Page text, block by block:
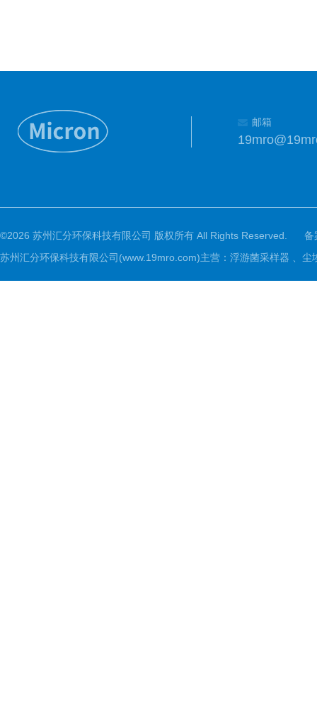
邮箱
©2026 苏州汇分环保科技有限公司 版权所有 All Rights Reserved.
备
苏州汇分环保科技有限公司(www.19mro.com)主营：浮游菌采样器 、